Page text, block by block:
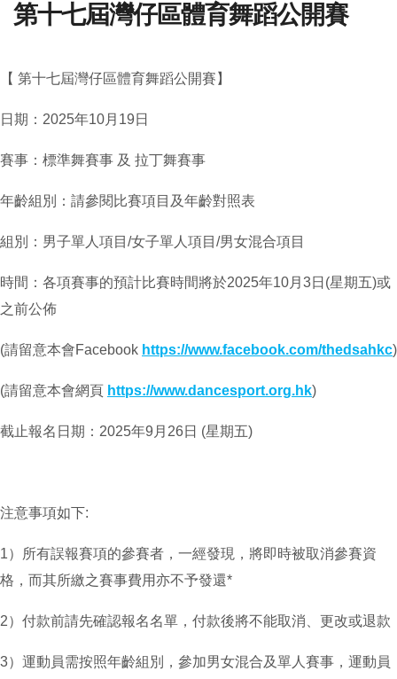
第十七屆灣仔區體育舞蹈公開賽
【 第十七屆灣仔區體育舞蹈公開賽】
日期：2025年10月19日
賽事：標準舞賽事 及 拉丁舞賽事
年齡組別：請參閱比賽項目及年齡對照表
組別：男子單人項目/女子單人項目/男女混合項目
時間：各項賽事的預計比賽時間將於2025年10月3日(星期五)或
之前公佈
(請留意本會Facebook https://www.facebook.com/thedsahkc)
(請留意本會網頁 https://www.dancesport.org.hk)
截止報名日期：2025年9月26日 (星期五)
注意事項如下:
1）所有誤報賽項的參賽者，一經發現，將即時被取消參賽資
格，而其所繳之賽事費用亦不予發還*
2）付款前請先確認報名名單，付款後將不能取消、更改或退款
3）運動員需按照年齡組別，參加男女混合及單人賽事，運動員